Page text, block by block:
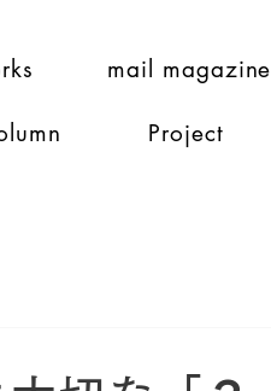
mail magazine
Project